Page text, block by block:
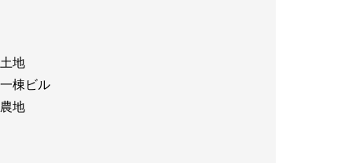
土地
一棟ビル
農地